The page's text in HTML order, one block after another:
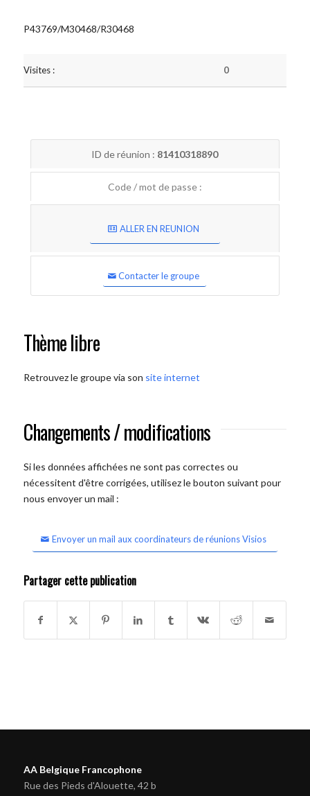
P43769/M30468/R30468
Visites : 0
ID de réunion : 81410318890
Code / mot de passe :
ALLER EN REUNION
Contacter le groupe
Thème libre
Retrouvez le groupe via son site internet
Changements / modifications
Si les données affichées ne sont pas correctes ou
nécessitent d'être corrigées, utilisez le bouton suivant pour
nous envoyer un mail :
Envoyer un mail aux coordinateurs de réunions Visios
Partager cette publication
AA Belgique Francophone
Rue des Pieds d'Alouette, 42 b